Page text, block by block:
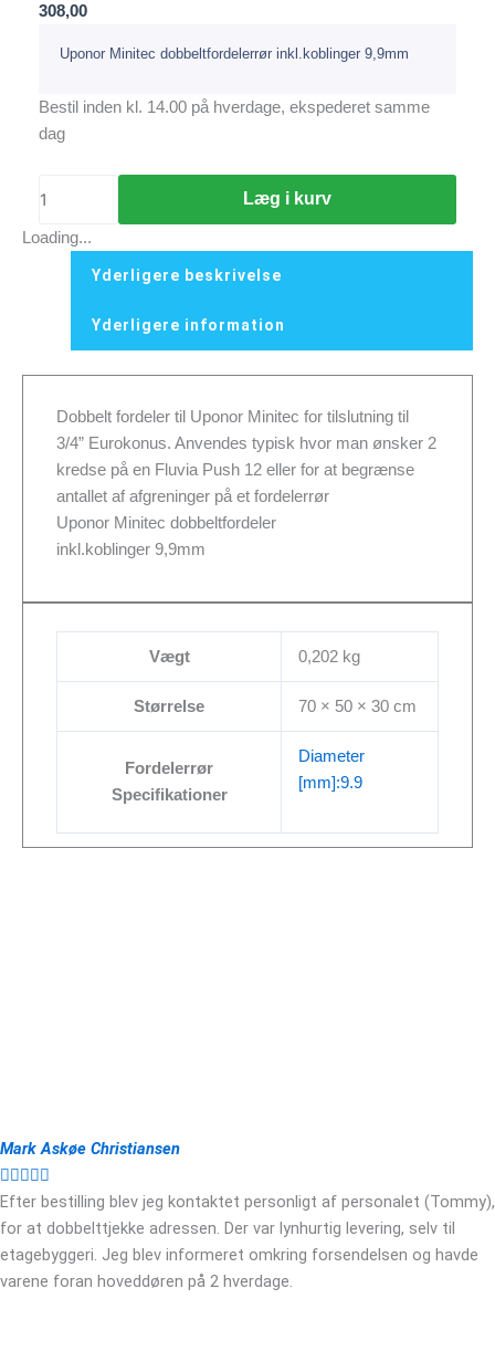
308,00
Uponor Minitec dobbeltfordelerrør inkl.koblinger 9,9mm
Bestil inden kl. 14.00 på hverdage, ekspederet samme
dag
Læg i kurv
Loading...
Yderligere beskrivelse
Yderligere information
Dobbelt fordeler til Uponor Minitec for tilslutning til
3/4” Eurokonus. Anvendes typisk hvor man ønsker 2
kredse på en Fluvia Push 12 eller for at begrænse
antallet af afgreninger på et fordelerrør
Uponor Minitec dobbeltfordeler
inkl.koblinger 9,9mm
Vægt 0,202 kg
Størrelse 70 × 50 × 30 cm
Fordelerrør
Specifikationer
Diameter
[mm]:9.9
Mark Askøe Christiansen

Efter bestilling blev jeg kontaktet personligt af personalet (Tommy),
for at dobbelttjekke adressen. Der var lynhurtig levering, selv til
etagebyggeri. Jeg blev informeret omkring forsendelsen og havde
varene foran hoveddøren på 2 hverdage.